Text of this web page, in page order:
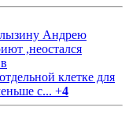
Андрею
,неостался
клетке для
с... +4